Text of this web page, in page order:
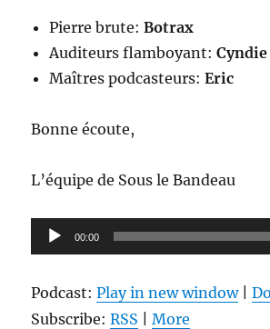
Pierre brute:Botrax
Auditeurs flamboyant:Cyndie
Maîtres podcasteurs:Eric
Bonne écoute,
L’équipe de Sous le Bandeau
Lecteur
audio
00:00
Podcast:Play in new window|
Subscribe:RSS |More